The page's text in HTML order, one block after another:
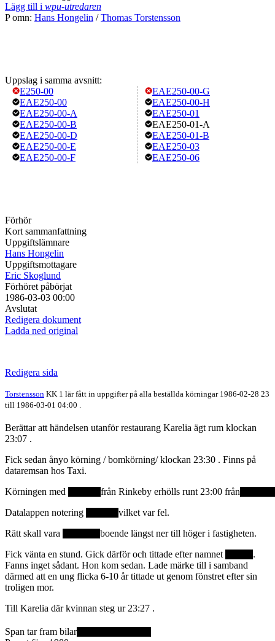
Lägg till i wpu-utredaren
P omn: Hans Hongelin /Thomas Torstensson
Uppslag i samma avsnitt:
E250-00
EAE250-00
EAE250-00-A
EAE250-00-B
EAE250-00-D
EAE250-00-E
EAE250-00-F
EAE250-00-G
EAE250-00-H
EAE250-01
EAE250-01-A
EAE250-01-B
EAE250-03
EAE250-06
Förhör
Kort sammanfattning
Uppgiftslämnare
Hans Hongelin
Uppgiftsmottagare
Eric Skoglund
Förhöret påbörjat
1986-03-03 00:00
Avslutat
Redigera dokument
Ladda ned original
Redigera sida
Torstensson KK 1 lär fått in uppgifter på alla beställda körningar 1986-02-28 23
till 1986-03-01 04:00 .
Berättar att händelsen utanför restaurang Karelia ägt rum klockan
23:07 .
Fick sedan ånyo körning / bomkörning/ klockan 23:30 . Finns på
dataremsan hos Taxi.
Körningen med
från Rinkeby erhölls runt 23:00 från
Datalappen notering
vilket var fel.
Rätt skall vara
boende längst ner till höger i fastigheten.
Fick vänta en stund. Gick därför och tittade efter namnet
.
Fanns inget sådant. Hon kom sedan. Lade märke till i samband
därmed att en ung flicka 6-10 år tittade ut genom fönstret efter sin
troligen mor.
Till Karelia där kvinnan steg ur 23:27 .
Span tar fram bilar